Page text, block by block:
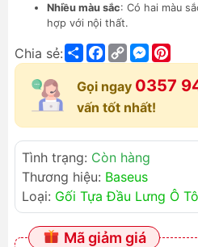
Nhiều màu sắc: Có hai màu
hợp với nội thất.
Chia sẻ: ShareFacebook
Copy
Link
Gọi ngay 0357
vấn tốt nhất!
Tình trạng: Còn hàng
Thương hiệu: Baseus
Loại: Gối Tựa Đầu Lưng Ô Tô
Mã giảm giá